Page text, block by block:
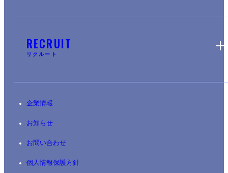
RECRUIT
リクルート
企業情報
お知らせ
お問い合わせ
個人情報保護方針